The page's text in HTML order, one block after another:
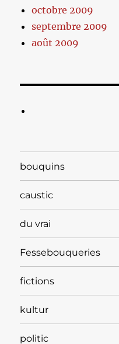
octobre 2009
septembre 2009
août 2009
bouquins
caustic
du vrai
Fessebouqueries
fictions
kultur
politic